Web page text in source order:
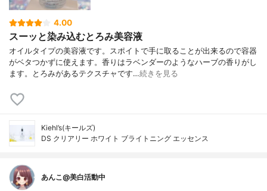
4.00
スーッと染み込むとろみ美容液
オイルタイプの美容液です。スポイトで手に取ることが出来るので容器
がベタつかずに使えます。香りはラベンダーのようなハーブの香りがし
ます。とろみがあるテクスチャです…続きを見る
Kiehl’s(キールズ)
DS クリアリー ホワイト ブライトニング エッセンス
あんこ@美白活動中